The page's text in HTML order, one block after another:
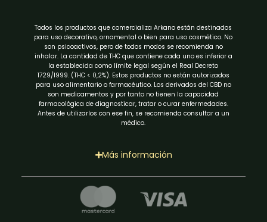
Todos los productos que comercializa Arkano están destinados
para uso decorativo, ornamental o bien para uso cosmético. No
son psicoactivos, pero de todos modos se recomienda no
inhalar. La cantidad de THC que contiene cada uno es inferior a
la establecida como límite legal según el Real Decreto
1729/1999. (THC < 0,2%). Estos productos no están autorizados
para uso alimentario o farmacéutico. Los derivados del CBD no
son medicamentos y por tanto no tienen la capacidad
farmacológica de diagnosticar, tratar o curar enfermedades.
Antes de utilizarlos con ese fin, se recomienda consultar a un
médico.
Más información